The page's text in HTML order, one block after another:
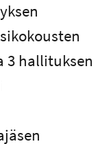
3 hallituksen